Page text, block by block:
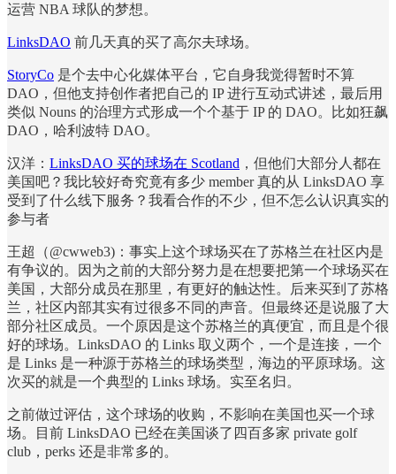
运营 NBA 球队的梦想。
LinksDAO 前几天真的买了高尔夫球场。
StoryCo 是个去中心化媒体平台，它自身我觉得暂时不算
DAO，但他支持创作者把自己的 IP 进行互动式讲述，最后用
类似 Nouns 的治理方式形成一个个基于 IP 的 DAO。比如狂飙
DAO，哈利波特 DAO。
汉洋： LinksDAO 买的球场在 Scotland ，但他们大部分人都在
美国吧？我比较好奇究竟有多少 member 真的从 LinksDAO 享
受到了什么线下服务？我看合作的不少，但不怎么认识真实的
参与者
王超（@cwweb3)：事实上这个球场买在了苏格兰在社区内是
有争议的。因为之前的大部分努力是在想要把第一个球场买在
美国，大部分成员在那里，有更好的触达性。后来买到了苏格
兰，社区内部其实有过很多不同的声音。但最终还是说服了大
部分社区成员。一个原因是这个苏格兰的真便宜，而且是个很
好的球场。LinksDAO 的 Links 取义两个，一个是连接，一个
是 Links 是一种源于苏格兰的球场类型，海边的平原球场。这
次买的就是一个典型的 Links 球场。实至名归。
之前做过评估，这个球场的收购，不影响在美国也买一个球
场。目前 LinksDAO 已经在美国谈了四百多家 private golf
club，perks 还是非常多的。